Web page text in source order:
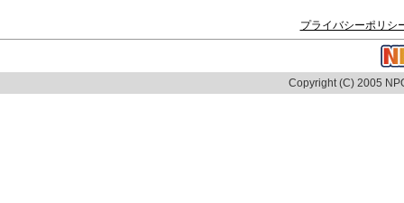
プライバシーポリシ
Copyright (C) 2005